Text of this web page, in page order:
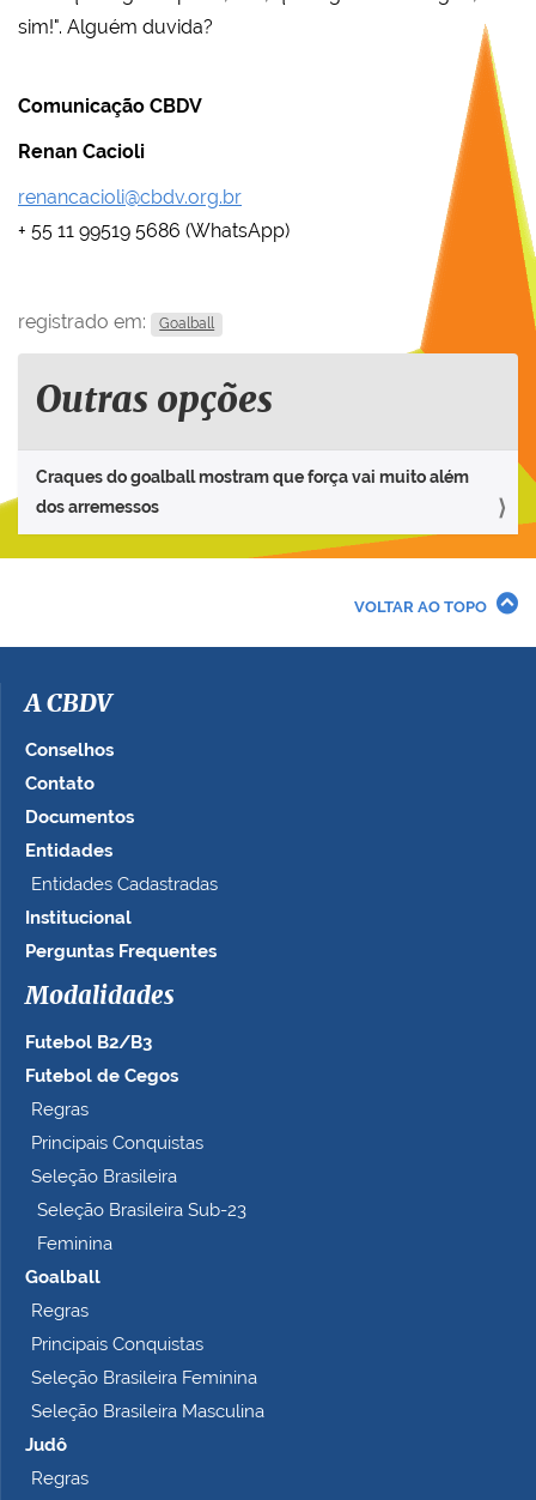
sim!". Alguém duvida?
Comunicação CBDV
Renan Cacioli
renancacioli@cbdv.org.br
+ 55 11 99519 5686 (WhatsApp)
registrado em: Goalball
Outras opções
Craques do goalball mostram que força vai muito além
dos arremessos
VOLTAR AO TOPO
A CBDV
Conselhos
Contato
Documentos
Entidades
Entidades Cadastradas
Institucional
Perguntas Frequentes
Modalidades
Futebol B2/B3
Futebol de Cegos
Regras
Principais Conquistas
Seleção Brasileira
Seleção Brasileira Sub-23
Feminina
Goalball
Regras
Principais Conquistas
Seleção Brasileira Feminina
Seleção Brasileira Masculina
Judô
Regras